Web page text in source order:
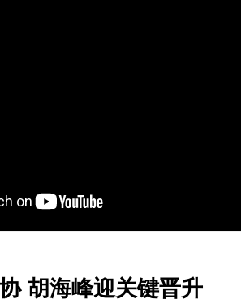
胡海峰迎关键晋升